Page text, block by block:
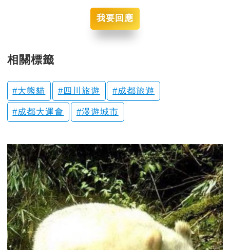
我要回應
相關標籤
大熊貓 四川旅遊 成都旅遊
成都大運會 漫遊城市